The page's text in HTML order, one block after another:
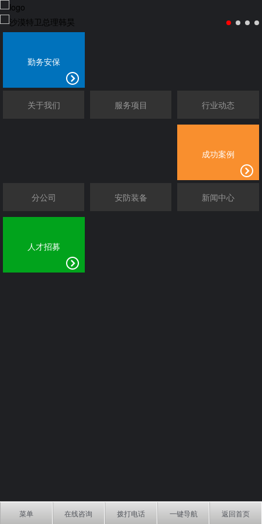
勤务安保
关于我们 服务项目 行业动态
成功案例
分公司 安防装备 新闻中心
人才招募
菜单 在线咨询 拨打电话 一键导航 返回首页